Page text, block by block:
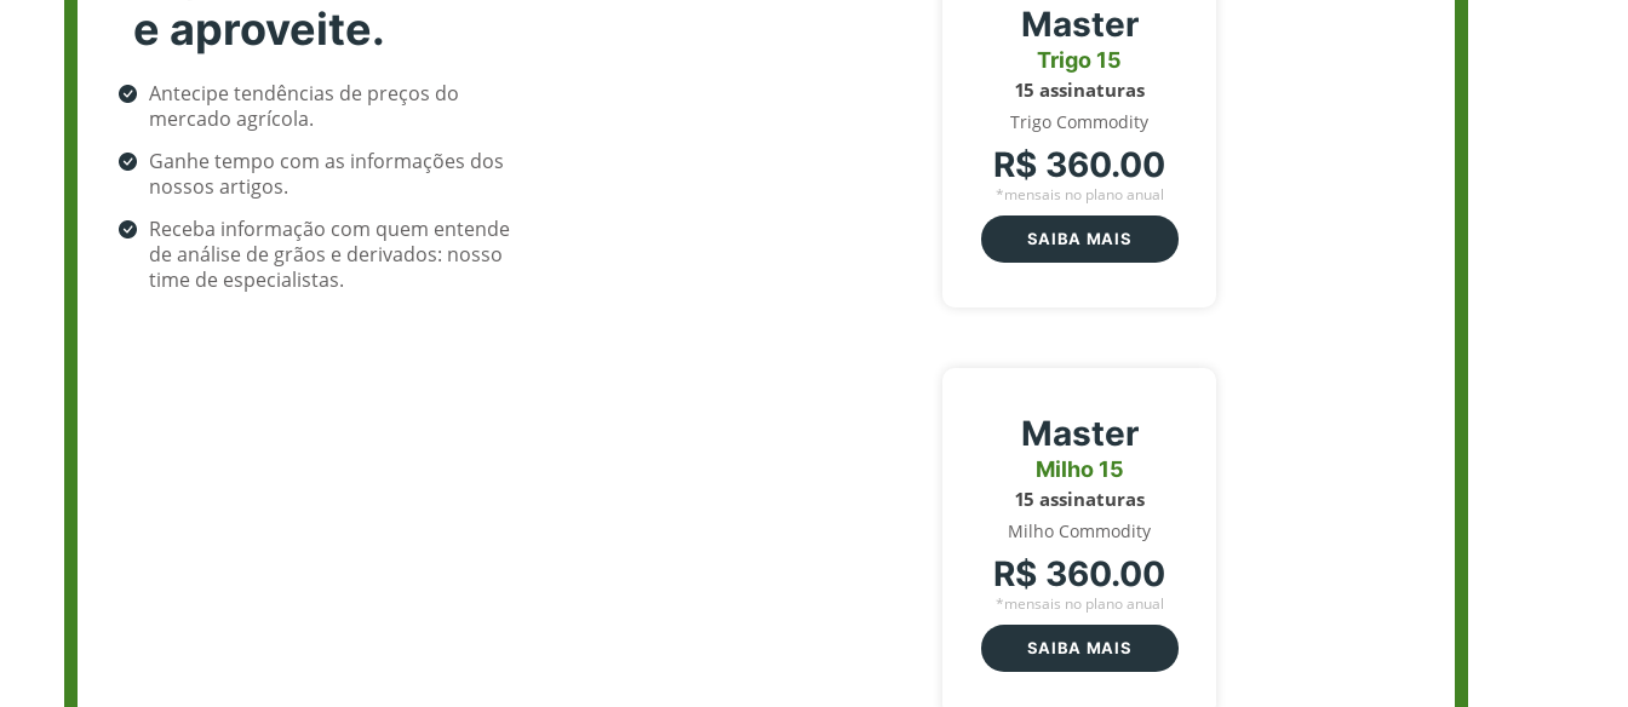
e aproveite.
Antecipe tendências de preços do
mercado agrícola.
Ganhe tempo com as informações dos
nossos artigos.
Receba informação com quem entende
de análise de grãos e derivados: nosso
time de especialistas.
Master
Trigo 15
15 assinaturas
Trigo Commodity
R$ 360.00
*mensais no plano anual
SAIBA MAIS
Master
Milho 15
15 assinaturas
Milho Commodity
R$ 360.00
*mensais no plano anual
SAIBA MAIS